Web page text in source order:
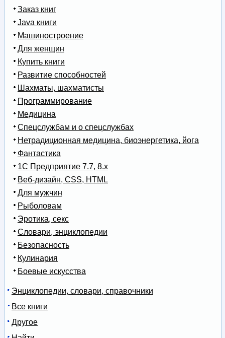
Заказ книг
Java книги
Машиностроение
Для женщин
Купить книги
Развитие способностей
Шахматы, шахматисты
Программирование
Медицина
Спецслужбам и о спецслужбах
Нетрадиционная медицина, биоэнергетика, йога
Фантастика
1С Предприятие 7.7, 8.x
Веб-дизайн, CSS, HTML
Для мужчин
Рыболовам
Эротика, секс
Словари, энциклопедии
Безопасность
Кулинария
Боевые искусства
Энциклопедии, словари, справочники
Все книги
Другое